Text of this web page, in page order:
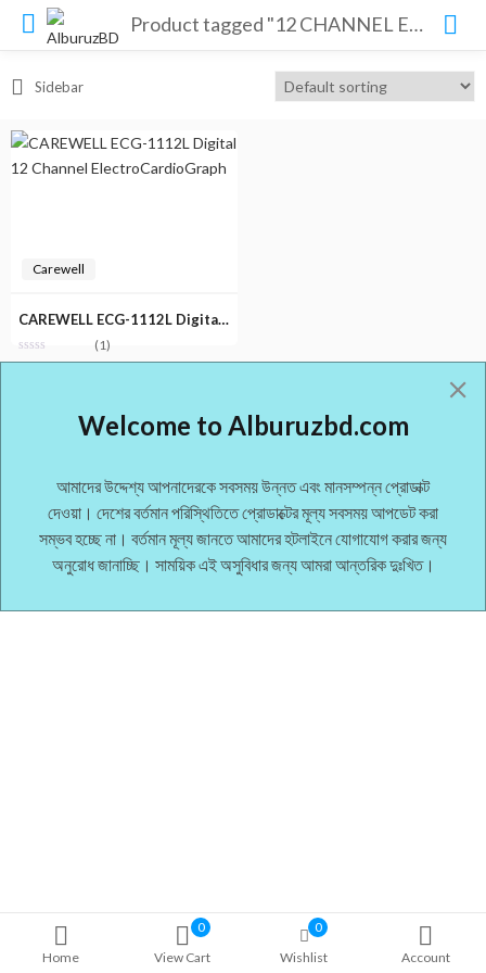
Product tagged "12 CHANNEL ECG LOW PRICE BD"
Home
0
View Cart
0
Wishlist
Account
Sidebar
Carewell
CAREWELL ECG-1112L Digital 12 Channel ElectroCardioGraph
(1)
Welcome to Alburuzbd.com
আমাদের উদ্দেশ্য আপনাদেরকে সবসময় উন্নত এবং মানসম্পন্ন প্রোডাক্ট
দেওয়া। দেশের বর্তমান পরিস্থিতিতে প্রোডাক্টের মূল্য সবসময় আপডেট করা
সম্ভব হচ্ছে না। বর্তমান মূল্য জানতে আমাদের হটলাইনে যোগাযোগ করার জন্য
অনুরোধ জানাচ্ছি। সাময়িক এই অসুবিধার জন্য আমরা আন্তরিক দুঃখিত।